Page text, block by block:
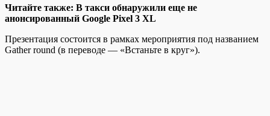
Читайте также: В такси обнаружили еще не
анонсированный Google Pixel 3 XL
Презентация состоится в рамках мероприятия под названием
Gather round (в переводе — «Встаньте в круг»).